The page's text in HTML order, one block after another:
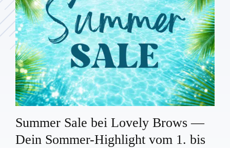
Summer Sale bei Lovely Brows —
Dein Sommer-Highlight vom 1. bis